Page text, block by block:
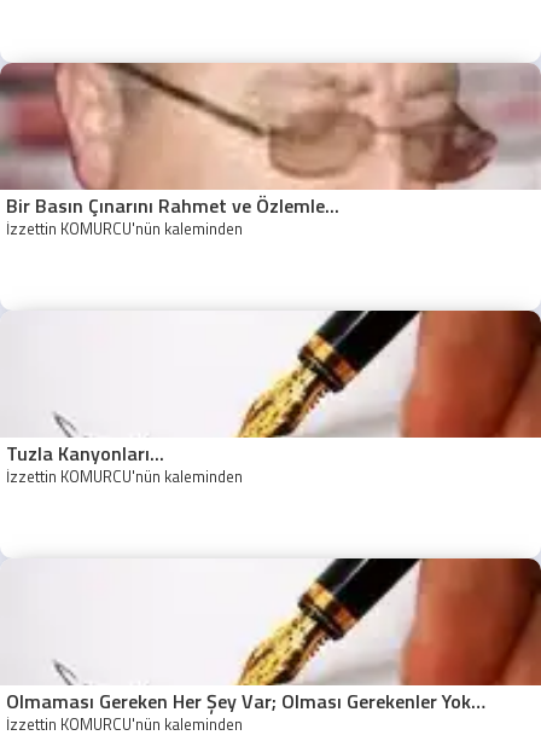
Bir Basın Çınarını Rahmet ve Özlemle...
İzzettin KÖMÜRCÜ'nün kaleminden
Tuzla Kanyonları...
İzzettin KÖMÜRCÜ'nün kaleminden
Olmaması Gereken Her Şey Var; Olması Gerekenler Yok…
İzzettin KÖMÜRCÜ'nün kaleminden